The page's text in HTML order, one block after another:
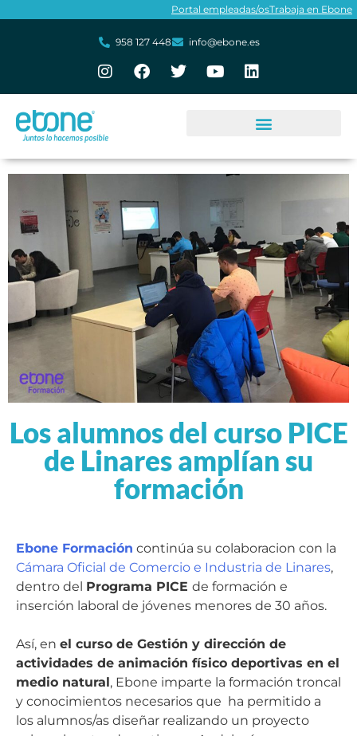
Portal empleadas/osTrabaja en Ebone
958 127 448 info@ebone.es
Los alumnos del curso PICE
de Linares amplían su
formación
Ebone Formación continúa su colaboracion con la
Cámara Oficial de Comercio e Industria de Linares,
dentro del Programa PICE de formación e
inserción laboral de jóvenes menores de 30 años.
Así, en el curso de Gestión y dirección de
actividades de animación físico deportivas en el
medio natural, Ebone imparte la formación troncal
y conocimientos necesarios que ha permitido a
los alumnos/as diseñar realizando un proyecto